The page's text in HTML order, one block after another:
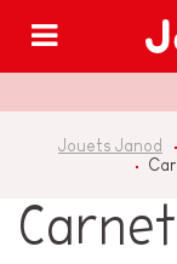
Jouets Janod